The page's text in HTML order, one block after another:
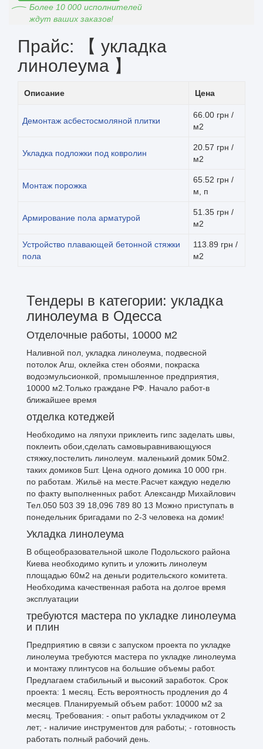
Более 10 000 исполнителей
ждут ваших заказов!
Прайс: 【 укладка
линолеума 】
Описание Цена
Демонтаж асбестосмоляной плитки
66.00 грн /
м2
Укладка подложки под ковролин
20.57 грн /
м2
Монтаж порожка
65.52 грн /
м, п
Армирование пола арматурой
51.35 грн /
м2
Устройство плавающей бетонной стяжки
пола
113.89 грн /
м2
Тендеры в категории: укладка
линолеума в Одесса
Отделочные работы, 10000 м2
Наливной пол, укладка линолеума, подвесной
потолок Агш, оклейка стен обоями, покраска
водоэмульсионкой, промышленное предприятия,
10000 м2.Только граждане РФ. Начало работ-в
ближайшее время
отделка котеджей
Необходимо на ляпухи приклеить гипс заделать швы,
поклеить обои,сделать самовыравнивающуюся
стяжку,постелить линолеум. маленький домик 50м2.
таких домиков 5шт. Цена одного домика 10 000 грн.
по работам. Жильё на месте.Расчет каждую неделю
по факту выполненных работ. Александр Михайлович
Тел.050 503 39 18,096 789 80 13 Можно приступать в
понедельник бригадами по 2-3 человека на домик!
Укладка линолеума
В общеобразовательной школе Подольского района
Киева необходимо купить и уложить линолеум
площадью 60м2 на деньги родительского комитета.
Необходима качественная работа на долгое время
эксплуатации
требуются мастера по укладке линолеума
и плин
Предприятию в связи с запуском проекта по укладке
линолеума требуются мастера по укладке линолеума
и монтажу плинтусов на большие объемы работ.
Предлагаем стабильный и высокий заработок. Срок
проекта: 1 месяц. Есть вероятность продления до 4
месяцев. Планируемый объем работ: 10000 м2 за
месяц. Требования: - опыт работы укладчиком от 2
лет; - наличие инструментов для работы; - готовность
работать полный рабочий день.